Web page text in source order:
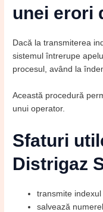
unei erori
Dacă la transmiterea
sistemul întrerupe
procesul, având la
Această procedură
unui operator.
Sfaturi
Distrigaz
transmite
salvează